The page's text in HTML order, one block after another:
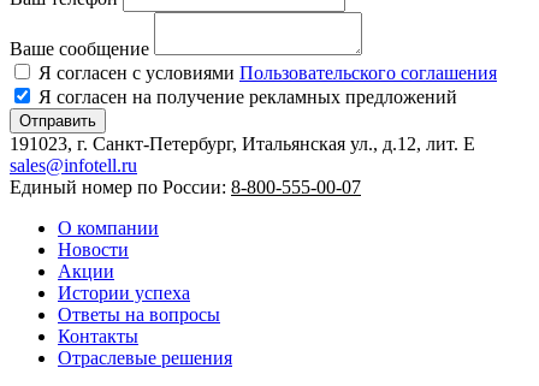
Ваше сообщение
Я согласен с условиями Пользовательского соглашения
Я согласен на получение рекламных предложений
Отправить
191023, г. Санкт-Петербург, Итальянская ул., д.12, лит. E
sales@infotell.ru
Единый номер по России: 8-800-555-00-07
О компании
Новости
Акции
Истории успеха
Ответы на вопросы
Контакты
Отраслевые решения